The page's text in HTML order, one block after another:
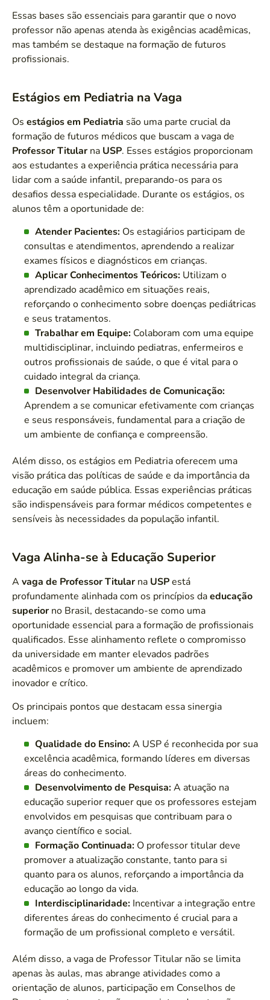
Essas bases são essenciais para garantir que o novo
professor não apenas atenda às exigências acadêmicas,
mas também se destaque na formação de futuros
profissionais.
Estágios em Pediatria na Vaga
Os estágios em Pediatria são uma parte crucial da
formação de futuros médicos que buscam a vaga de
Professor Titularna USP. Esses estágios proporcionam
aos estudantes a experiência prática necessária para
lidar com a saúde infantil, preparando-os para os
desafios dessa especialidade. Durante os estágios, os
alunos têm a oportunidade de:
Atender Pacientes: Os estagiários participam de
consultas e atendimentos, aprendendo a realizar
exames físicos e diagnósticos em crianças.
Aplicar Conhecimentos Teóricos: Utilizam o
aprendizado acadêmico em situações reais,
reforçando o conhecimento sobre doenças pediátricas
e seus tratamentos.
Trabalhar em Equipe: Colaboram com uma equipe
multidisciplinar, incluindo pediatras, enfermeiros e
outros profissionais de saúde, o que é vital para o
cuidado integral da criança.
Desenvolver Habilidades de Comunicação:
Aprendem a se comunicar efetivamente com crianças
e seus responsáveis, fundamental para a criação de
um ambiente de confiança e compreensão.
Além disso, os estágios em Pediatria oferecem uma
visão prática das políticas de saúde e da importância da
educação em saúde pública. Essas experiências práticas
são indispensáveis para formar médicos competentes e
sensíveis às necessidades da população infantil.
Vaga Alinha-se à Educação Superior
A vaga de Professor Titularna USPestá
profundamente alinhada com os princípios daeducação
superiorno Brasil, destacando-se como uma
oportunidade essencial para a formação de profissionais
qualificados. Esse alinhamento reflete o compromisso
da universidade em manter elevados padrões
acadêmicos e promover um ambiente de aprendizado
inovador e crítico.
Os principais pontos que destacam essa sinergia
incluem:
Qualidade do Ensino:A USP é reconhecida por sua
excelência acadêmica, formando líderes em diversas
áreas do conhecimento.
Desenvolvimento de Pesquisa:A atuação na
educação superior requer que os professores estejam
envolvidos em pesquisas que contribuam para o
avanço científico e social.
Formação Continuada: O professor titular deve
promover a atualização constante, tanto para si
quanto para os alunos, reforçando a importância da
educação ao longo da vida.
Interdisciplinaridade: Incentivar a integração entre
diferentes áreas do conhecimento é crucial para a
formação de um profissional completo e versátil.
Além disso, a vaga de Professor Titular não se limita
apenas às aulas, mas abrange atividades como a
orientação de alunos, participação em Conselhos de